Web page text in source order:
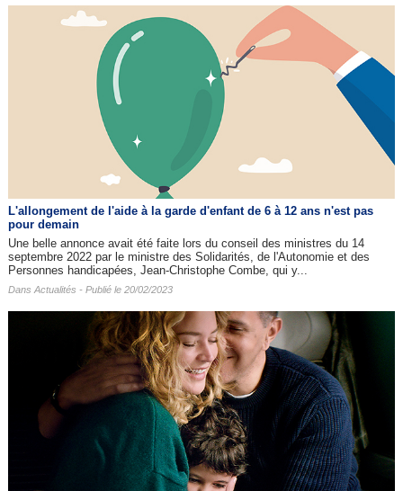
L'allongement de l'aide à la garde d'enfant de 6 à 12 ans n'est pas
pour demain
Une belle annonce avait été faite lors du conseil des ministres du 14
septembre 2022 par le ministre des Solidarités, de l'Autonomie et des
Personnes handicapées, Jean-Christophe Combe, qui y...
Dans Actualités - Publié le 20/02/2023